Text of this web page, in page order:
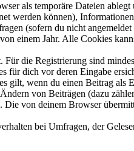
als temporäre Dateien
werden können),
(sofern du nicht
einem Jahr. Alle Cookies
die Registrierung sind
für dich vor deren Eingabe
gilt, wenn du einen Beitrag als
von Beiträgen (dazu
von deinem Browser
bei Umfragen, der